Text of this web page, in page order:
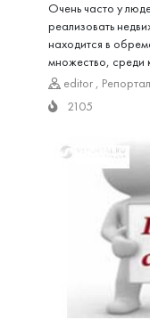
Очень часто у
реализовать
находится в
множество, среди
editor , Репортал
2105